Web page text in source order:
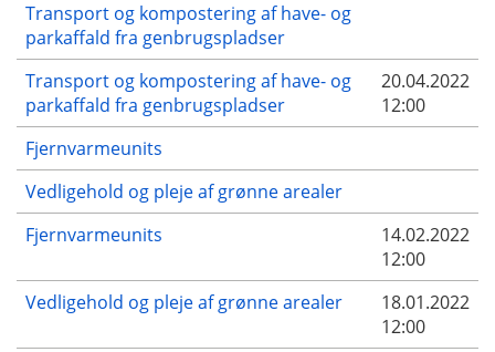
Transport og kompostering af have- og
parkaffald fra genbrugspladser
Transport og kompostering af have- og
parkaffald fra genbrugspladser
20.04.2022
12:00
Fjernvarmeunits
Vedligehold og pleje af grønne arealer
Fjernvarmeunits
14.02.2022
12:00
Vedligehold og pleje af grønne arealer
18.01.2022
12:00